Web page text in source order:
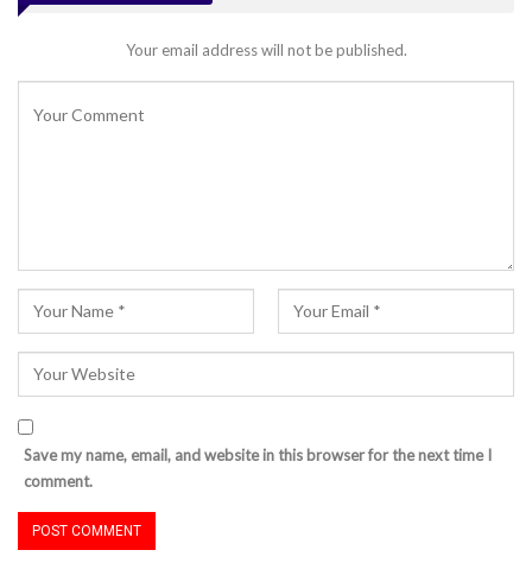
Your email address will not be published.
Save my name, email, and website in this browser for the next time I
comment.